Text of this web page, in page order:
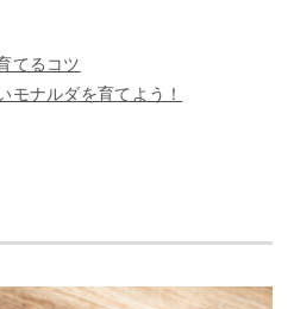
てるコツ
モナルダを育てよう！